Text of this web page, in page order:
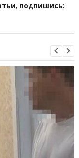
подпишись: